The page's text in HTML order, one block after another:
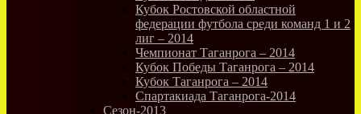
Кубок Ростовской областной
федерации футбола среди команд 1 и 2
лиг – 2014
Чемпионат Таганрога – 2014
Кубок Победы Таганрога – 2014
Кубок Таганрога – 2014
Спартакиада Таганрога-2014
Сезон-2013